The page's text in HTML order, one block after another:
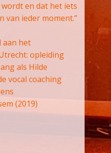
en dat het iets
van ieder moment.”
aan het
opleiding
als Hilde
vocal coaching
(2019)